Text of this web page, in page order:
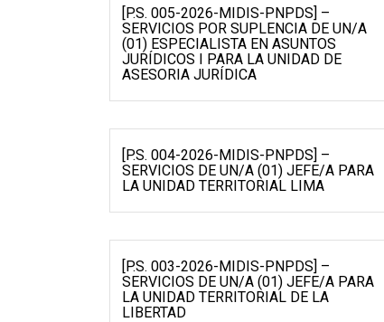
[P.S. 005-2026-MIDIS-PNPDS] –
SERVICIOS POR SUPLENCIA DE UN/A
(01) ESPECIALISTA EN ASUNTOS
JURÍDICOS I PARA LA UNIDAD DE
ASESORIA JURÍDICA
[P.S. 004-2026-MIDIS-PNPDS] –
SERVICIOS DE UN/A (01) JEFE/A PARA
LA UNIDAD TERRITORIAL LIMA
[P.S. 003-2026-MIDIS-PNPDS] –
SERVICIOS DE UN/A (01) JEFE/A PARA
LA UNIDAD TERRITORIAL DE LA
LIBERTAD